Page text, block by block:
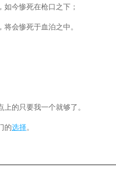
如今惨死在枪口之下；
会惨死于血泊之中。
的只要我一个就够了。
的选择。